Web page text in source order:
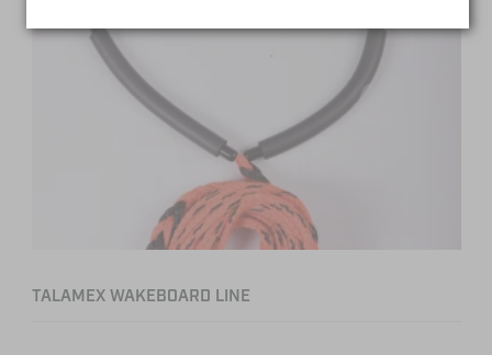
TALAMEX WAKEBOARD LINE